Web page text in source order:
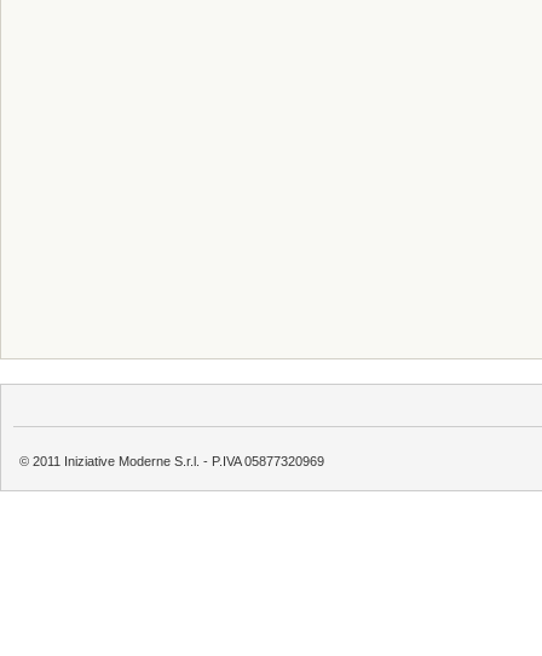
© 2011 Iniziative Moderne S.r.l. - P.IVA 05877320969